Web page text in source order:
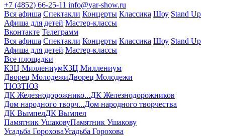
+7 (4852) 66-25-11 info@yar-show.ru
Вся афиша Спектакли Концерты Классика Шоу Stand Up
Афиша для детей Мастер-классы
Вконтакте Телеграмм
Вся афиша Спектакли Концерты Классика Шоу Stand Up
Афиша для детей Мастер-классы
Все площадки
КЗЦ МиллениумКЗЦ Миллениум
Дворец МолодежиДворец Молодежи
ТЮЗТЮЗ
ДК Железнодорожнико...ДК Железнодорожников
Дом народного творч...Дом народного творчества
ДК ВымпелДК Вымпел
Памятник УшаковуПамятник Ушакову
Усадьба ГороховаУсадьба Горохова